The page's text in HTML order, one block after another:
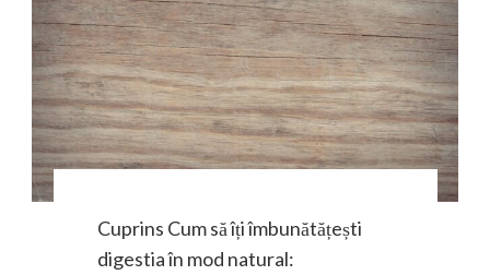
Cuprins Cum să îți îmbunătățești
digestia în mod natural: